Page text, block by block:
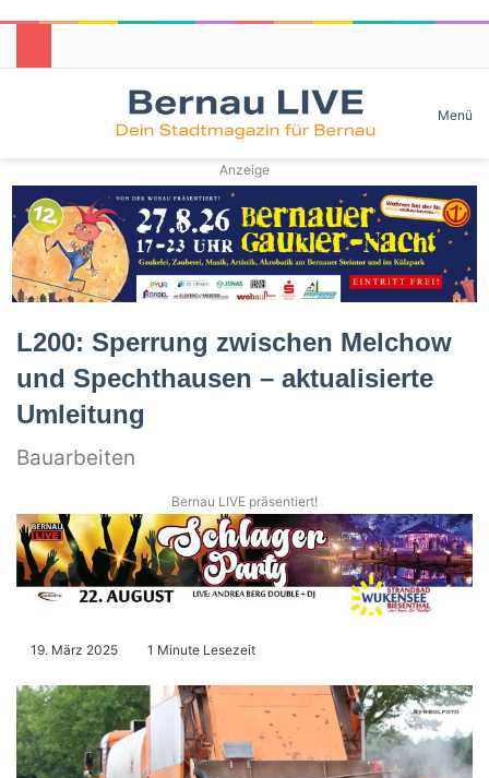
Skin umschalten Menü
Anzeige
L200: Sperrung zwischen Melchow
und Spechthausen – aktualisierte
Umleitung
Bauarbeiten
Bernau LIVE präsentiert!
19. März 2025 1 Minute Lesezeit